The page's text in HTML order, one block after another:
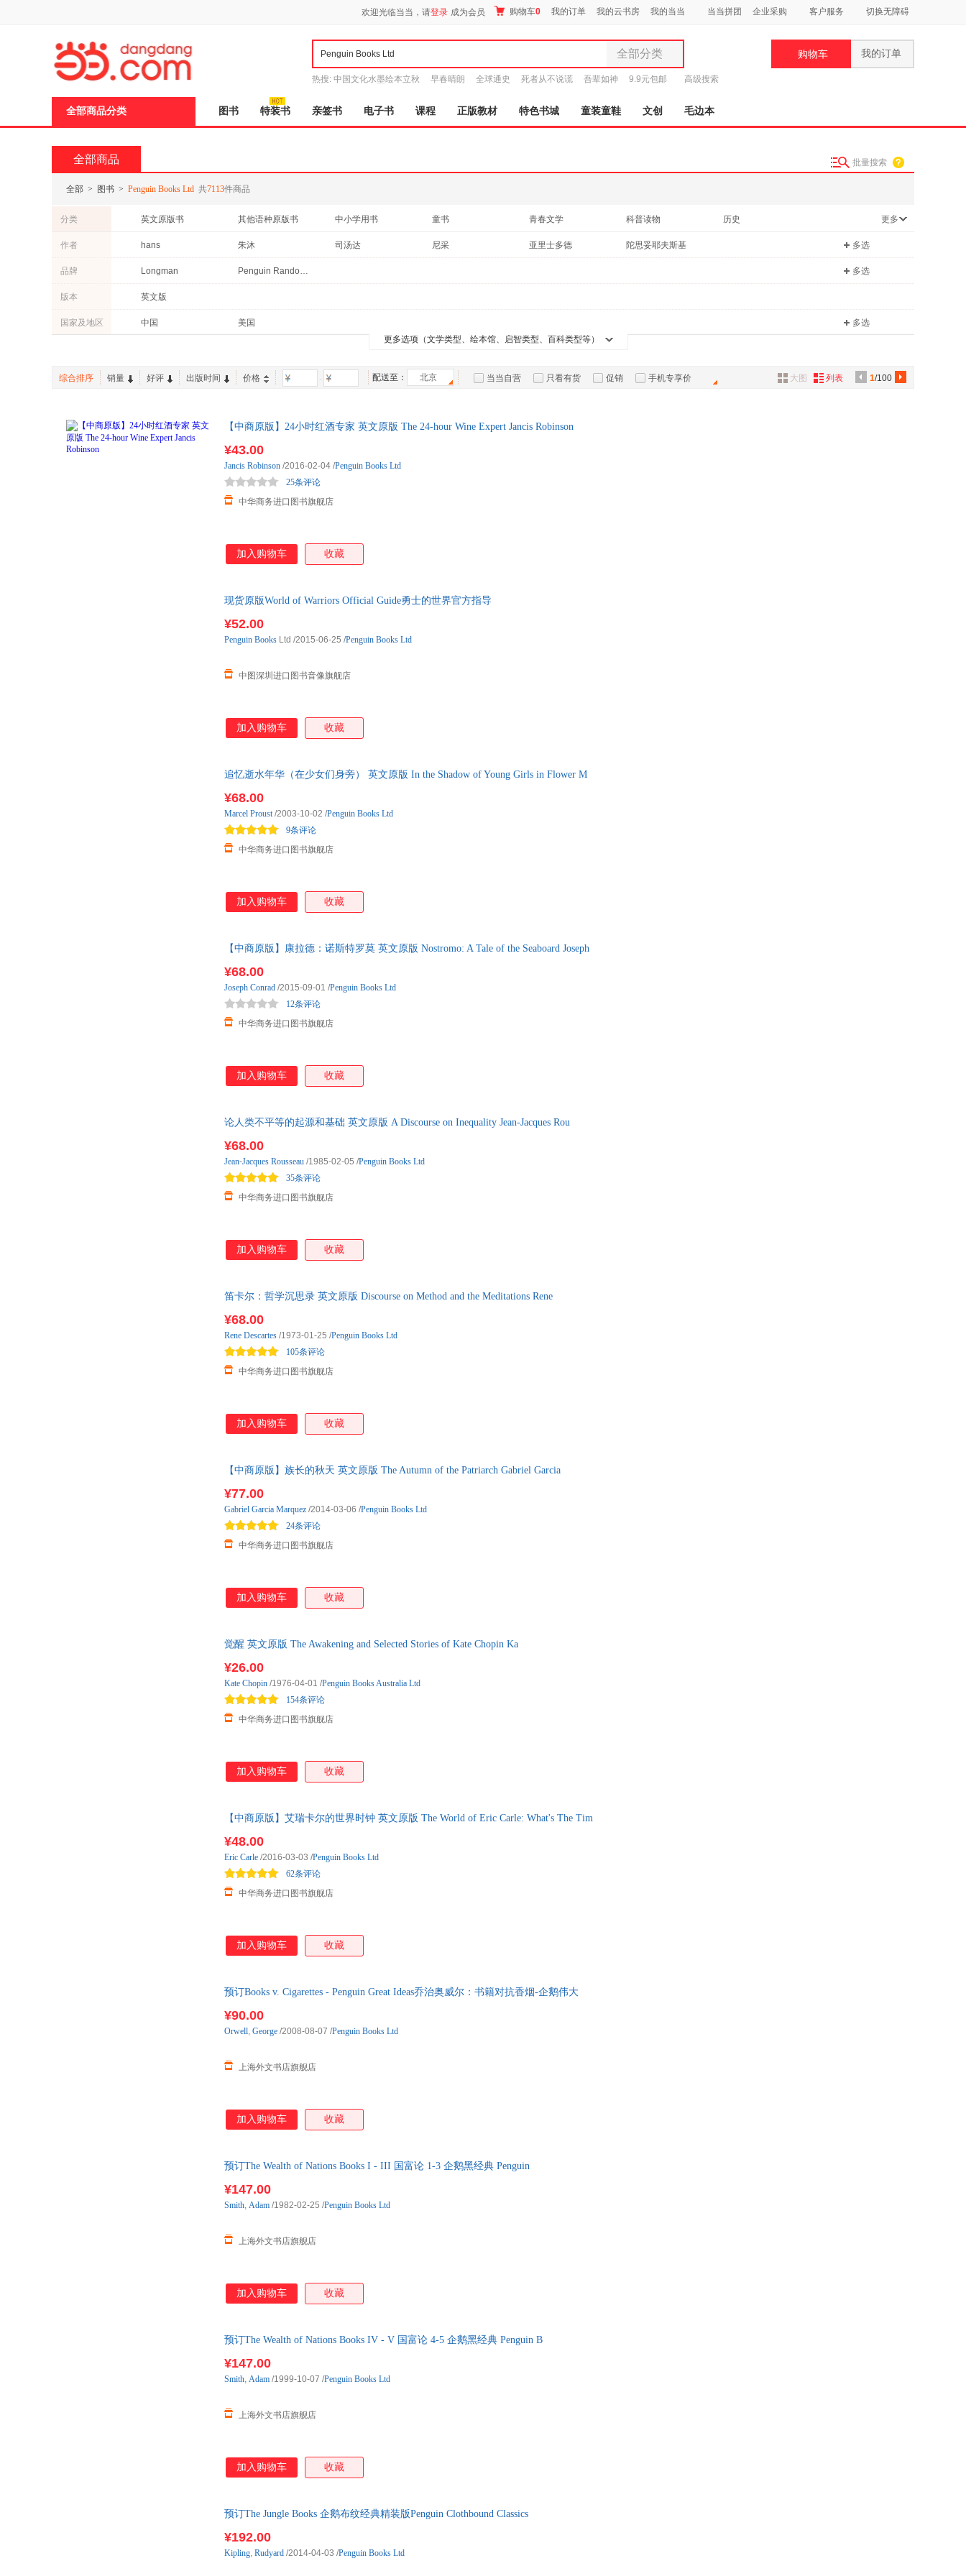
欢迎光临当当，请登录 成为会员 购物车0 我的订单 我的云书房 我的当当 当当拼团 企业采购 客户服务 切换无障碍
全部分类
全部分类
图书
电子书
玩具
童装童鞋
箱包皮具
汽车用品
热搜: 中国文化水墨绘本立秋 早春晴朗 全球通史 死者从不说谎 吾辈如神 9.9元包邮 高级搜索
购物车 我的订单
全部商品分类 图书 特装书 亲签书 电子书 课程 正版教材 特色书城 童装童鞋 文创 毛边本
全部商品 批量搜索
全部 > 图书 > Penguin Books Ltd 共7113件商品
分类 英文原版书 其他语种原版书 中小学用书 童书 青春文学 科普读物
历史
管理
港台圖書 艺术 医学 社会科学 考试
更多
作者 hans 朱沐 司汤达 尼采 亚里士多德 陀思妥耶夫斯基 多选
品牌 Longman Penguin Random House 多选
版本 英文版
国家及地区 中国 美国
多选
更多选项（文学类型、绘本馆、启智类型、百科类型等）
综合排序 销量 好评 出版时间 价格 - 配送至： 北京 当当自营 只看有货 促销 手机专享价 1/100
大图 列表
【中商原版】24小时红酒专家 英文原版 The 24-hour Wine Expert Jancis Robinson
¥43.00
中华商务进口图书旗舰店
25条评论
Jancis Robinson /2016-02-04 /Penguin Books Ltd
加入购物车 收藏
现货原版World of Warriors Official Guide勇士的世界官方指导
¥52.00
中图深圳进口图书音像旗舰店
Penguin Books Ltd /2015-06-25 /Penguin Books Ltd
加入购物车 收藏
追忆逝水年华（在少女们身旁） 英文原版 In the Shadow of Young Girls in Flower M
¥68.00
中华商务进口图书旗舰店
9条评论
Marcel Proust/2003-10-02 /Penguin Books Ltd
加入购物车 收藏
【中商原版】康拉德：诺斯特罗莫 英文原版 Nostromo: A Tale of the Seaboard Joseph
¥68.00
中华商务进口图书旗舰店
12条评论
Joseph Conrad /2015-09-01 /Penguin Books Ltd
加入购物车 收藏
论人类不平等的起源和基础 英文原版 A Discourse on Inequality Jean-Jacques Rou
¥68.00
中华商务进口图书旗舰店
35条评论
Jean-Jacques Rousseau /1985-02-05 /Penguin Books Ltd
加入购物车 收藏
笛卡尔：哲学沉思录 英文原版 Discourse on Method and the Meditations Rene
¥68.00
中华商务进口图书旗舰店
105条评论
Rene Descartes /1973-01-25 /Penguin Books Ltd
加入购物车 收藏
【中商原版】族长的秋天 英文原版 The Autumn of the Patriarch Gabriel Garcia
¥77.00
中华商务进口图书旗舰店
24条评论
Gabriel Garcia Marquez /2014-03-06 /Penguin Books Ltd
加入购物车 收藏
觉醒 英文原版 The Awakening and Selected Stories of Kate Chopin Ka
¥26.00
中华商务进口图书旗舰店
154条评论
Kate Chopin /1976-04-01 /Penguin Books Australia Ltd
加入购物车 收藏
【中商原版】艾瑞卡尔的世界时钟 英文原版 The World of Eric Carle: What's The Tim
¥48.00
中华商务进口图书旗舰店
62条评论
Eric Carle /2016-03-03 /Penguin Books Ltd
加入购物车 收藏
预订Books v. Cigarettes - Penguin Great Ideas乔治奥威尔：书籍对抗香烟-企鹅伟大
¥90.00
上海外文书店旗舰店
Orwell, George /2008-08-07 /Penguin Books Ltd
加入购物车 收藏
预订The Wealth of Nations Books I - III 国富论 1-3 企鹅黑经典 Penguin
¥147.00
上海外文书店旗舰店
Smith, Adam /1982-02-25 /Penguin Books Ltd
加入购物车 收藏
预订The Wealth of Nations Books IV - V 国富论 4-5 企鹅黑经典 Penguin B
¥147.00
上海外文书店旗舰店
Smith, Adam /1999-10-07 /Penguin Books Ltd
加入购物车 收藏
预订The Jungle Books 企鹅布纹经典精装版Penguin Clothbound Classics
¥192.00
Kipling, Rudyard /2014-04-03 /Penguin Books Ltd
页